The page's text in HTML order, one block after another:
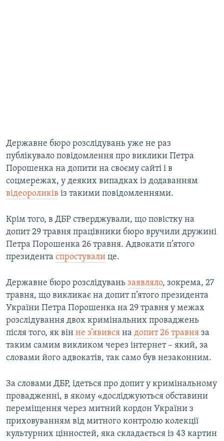
Державне бюро розслідувань уже не раз
публікувало повідомлення про виклики Петра
Порошенка на допити на своєму сайті і в
соцмережах, у деяких випадках із додаванням
відеороликів із такими повідомленнями.
Крім того, в ДБР стверджували, що повістку на
допит 29 травня працівники бюро вручили дружині
Петра Порошенка 26 травня. Адвокати п’ятого
президента спростували це.
Державне бюро розслідувань заявляло, зокрема, 27
травня, що викликає на допит п’ятого президента
України Петра Порошенка на 29 травня у межах
розслідування двох кримінальних проваджень
після того, як він не з’явився на допит 26 травня за
таким самим викликом через інтернет – який, за
словами його адвокатів, так само був незаконним.
За словами ДБР, ідеться про допит у кримінальному
провадженні, в якому «досліджуються обставини
переміщення через митний кордон України з
приховуванням від митного контролю колекції
культурних цінностей, яка складається із 43 картин